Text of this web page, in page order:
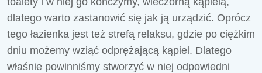
dlatego warto zastanowić się jak ją urządzić. Oprócz
tego łazienka jest też strefą relaksu, gdzie po ciężkim
dniu możemy wziąć odprężającą kąpiel. Dlatego
właśnie powinniśmy stworzyć w niej odpowiedni